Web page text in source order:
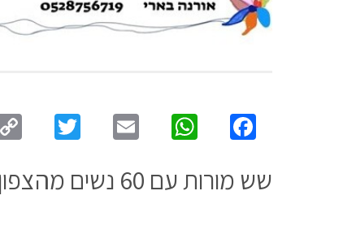
Facebook
WhatsApp
Email
Twitter
שש מורות עם 60 נשים מהצפון, מלונדון ומניו-יורק בריקוד מדבק